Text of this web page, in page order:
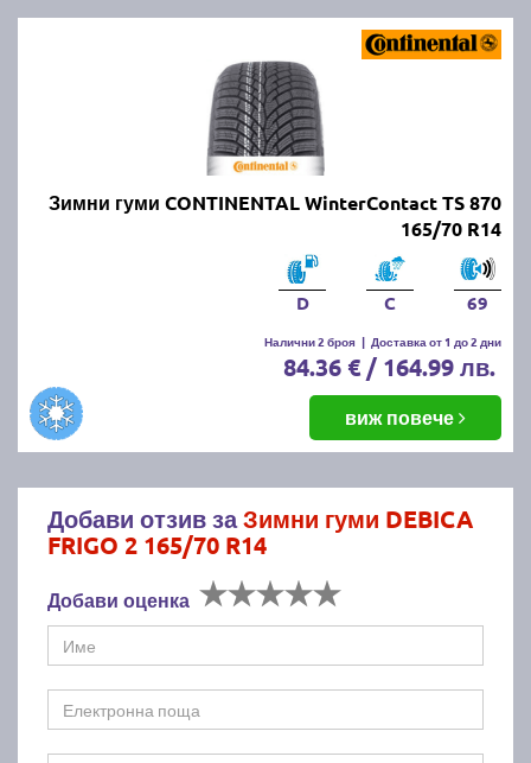
Зимни гуми CONTINENTAL WinterContact TS 870
165/70 R14
D C 69
Налични 2 броя | Доставка от 1 до 2 дни
84.36 € / 164.99 лв.
виж повече
Добави отзив заЗимни гуми DEBICA
FRIGO 2 165/70 R14
Добави оценка